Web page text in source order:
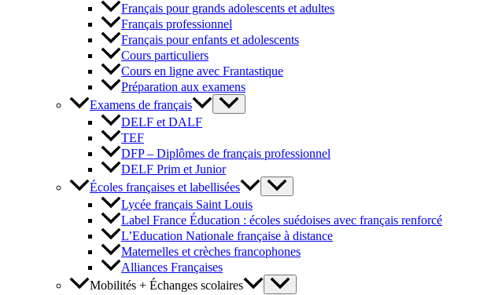
Français pour grands adolescents et adultes
Français professionnel
Français pour enfants et adolescents
Cours particuliers
Cours en ligne avec Frantastique
Préparation aux examens
Examens de français
DELF et DALF
TEF
DFP – Diplômes de français professionnel
DELF Prim et Junior
Écoles françaises et labellisées
Lycée français Saint Louis
Label France Éducation : écoles suédoises avec français renforcé
L’Education Nationale française à distance
Maternelles et crèches francophones
Alliances Françaises
Mobilités + Échanges scolaires